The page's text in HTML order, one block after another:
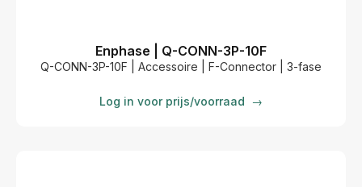
Enphase | Q-CONN-3P-10F
Q-CONN-3P-10F | Accessoire | F-Connector | 3-fase
Log in voor prijs/voorraad →